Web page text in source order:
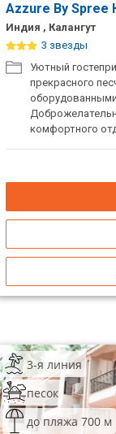
Azzure By Spree
Индия , Калангут
3 звезды
Уютный
прекрасного
комфортного
3-я линия
песок
до пляжа 700 м